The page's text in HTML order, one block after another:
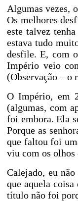
Algumas vezes,
Os melhores
este talvez
estava tudo
desfile. E, com
Império veio
(Observação – o
O Império, em
(algumas, com
foi embora. Ela
Porque as
que faltou foi
viu com os olhos
Calejado, eu
que aquela
título não foi